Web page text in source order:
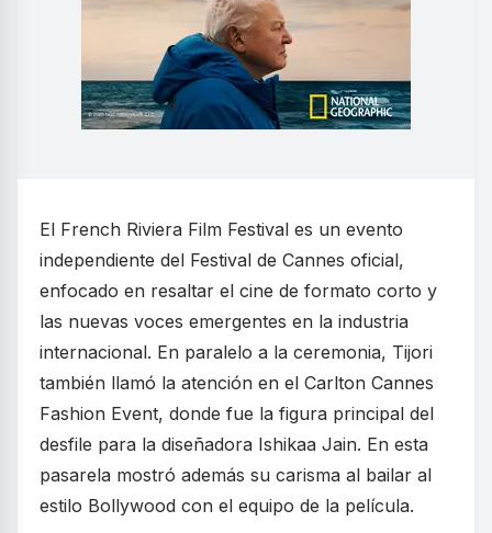
El French Riviera Film Festival es un evento
independiente del Festival de Cannes oficial,
enfocado en resaltar el cine de formato corto y
las nuevas voces emergentes en la industria
internacional. En paralelo a la ceremonia, Tijori
también llamó la atención en el Carlton Cannes
Fashion Event, donde fue la figura principal del
desfile para la diseñadora Ishikaa Jain. En esta
pasarela mostró además su carisma al bailar al
estilo Bollywood con el equipo de la película.